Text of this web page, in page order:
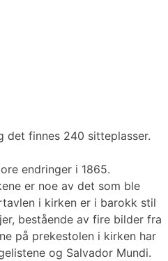
det finnes 240 sitteplasser.
endringer i 1865.
er noe av det som ble
i kirken er i barokk stil
bestående av fire bilder fra
på prekestolen i kirken har
og Salvador Mundi.